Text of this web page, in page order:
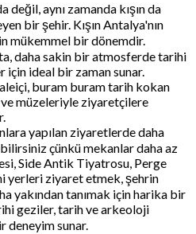
değil, aynı zamanda kışın da
bir şehir. Kışın Antalya'nın
mükemmel bir dönemdir.
daha sakin bir atmosferde tarihi
için ideal bir zaman sunar.
buram buram tarih kokan
müzeleriyle ziyaretçilere
yapılan ziyaretlerde daha
çünkü mekanlar daha az
Side Antik Tiyatrosu, Perge
yerleri ziyaret etmek, şehrin
yakından tanımak için harika bir
geziler, tarih ve arkeoloji
deneyim sunar.